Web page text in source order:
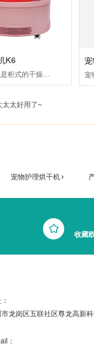
K6
宠物烘干机是柜式的干燥室，用来宠物干燥和空气浴。拥有红外灯组件，离子发生器组件，氧气/芳香治疗和毛发收集功能适合品种：1只体重小于5KG的小型犬或猫。
太好用了~
宠物护理烘干机
收藏
龙岗区五联社区尊龙高新
：